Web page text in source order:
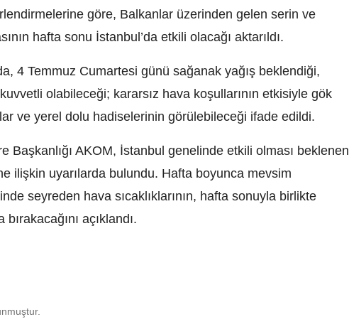
göre, Balkanlar üzerinden gelen serin ve
hafta sonu İstanbul’da etkili olacağı aktarıldı.
4 Temmuz Cumartesi günü sağanak yağış beklendiği,
olabileceği; kararsız hava koşullarının etkisiyle gök
ve yerel dolu hadiselerinin görülebileceği ifade edildi.
Başkanlığı AKOM, İstanbul genelinde etkili olması beklenen
ilişkin uyarılarda bulundu. Hafta boyunca mevsim
seyreden hava sıcaklıklarının, hafta sonuyla birlikte
açıklandı.